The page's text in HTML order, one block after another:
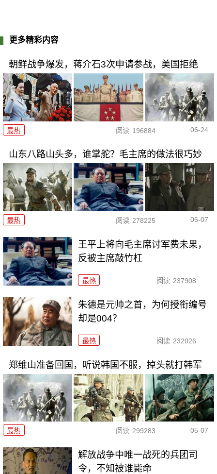
更多精彩内容
朝鲜战争爆发，蒋介石3次申请参战，美国拒绝
最热 阅读 196884 06-24
山东八路山头多，谁掌舵？毛主席的做法很巧妙
最热 阅读 278225 06-07
王平上将向毛主席讨军费未果，
反被主席敲竹杠
最热 阅读 237908
朱德是元帅之首，为何授衔编号
却是004？
最热 阅读 232026
郑维山准备回国，听说韩国不服，掉头就打韩军
最热 阅读 299283 05-07
解放战争中唯一战死的兵团司
令，不知被谁毙命